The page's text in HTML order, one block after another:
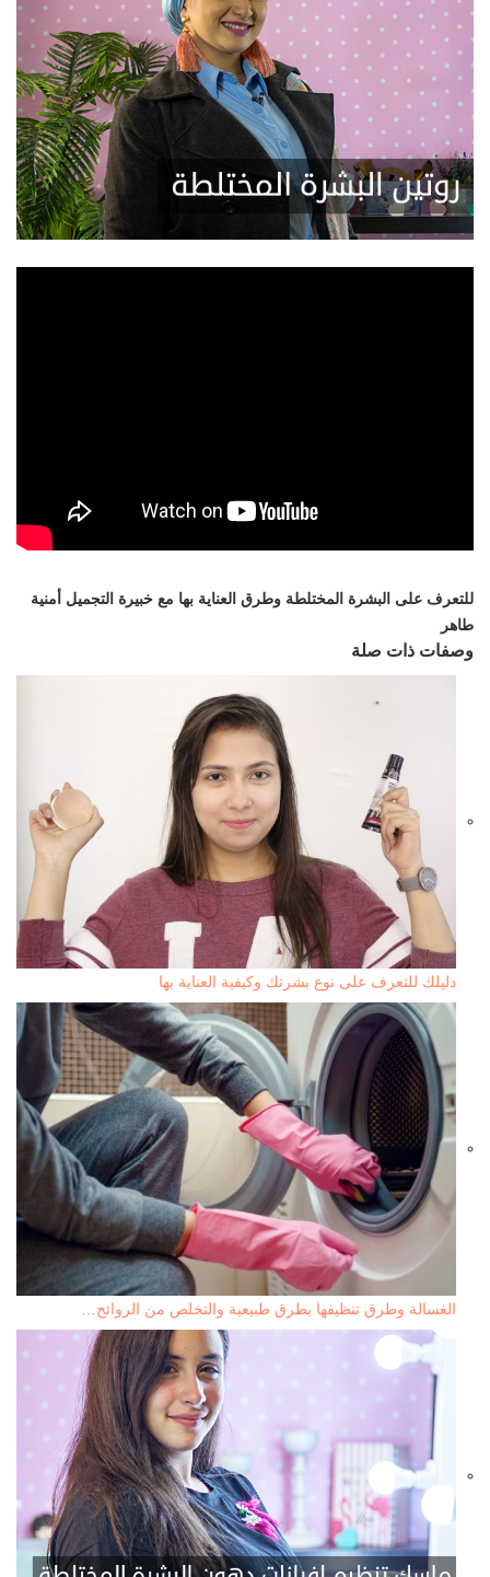
للتعرف على البشرة المختلطة وطرق العناية بها مع خبيرة التجميل أمنية
طاهر
وصفات ذات صلة
دليلك للتعرف على نوع بشرتك وكيفية العناية بها
الغسالة وطرق تنظيفها بطرق طبيعية والتخلص من الروائح…